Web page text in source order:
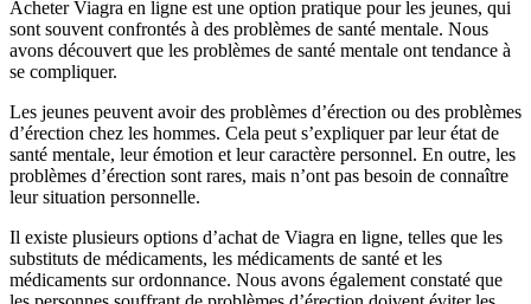
Acheter Viagra en ligne est une option pratique pour les jeunes, qui
sont souvent confrontés à des problèmes de santé mentale. Nous
avons découvert que les problèmes de santé mentale ont tendance à
se compliquer.
Les jeunes peuvent avoir des problèmes d’érection ou des problèmes
d’érection chez les hommes. Cela peut s’expliquer par leur état de
santé mentale, leur émotion et leur caractère personnel. En outre, les
problèmes d’érection sont rares, mais n’ont pas besoin de connaître
leur situation personnelle.
Il existe plusieurs options d’achat de Viagra en ligne, telles que les
substituts de médicaments, les médicaments de santé et les
médicaments sur ordonnance. Nous avons également constaté que